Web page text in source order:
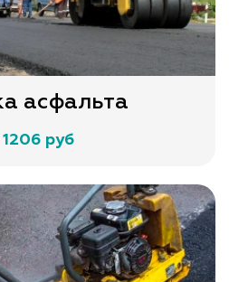
асфальта
1206 руб